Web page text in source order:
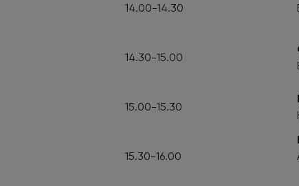
14.00-14.30
14.30-15.00
15.00-15.30
15.30-16.00